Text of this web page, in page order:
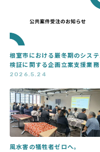
根室市における厳冬期のシステ
検証に関する企画立案支援業務
2026.5.24
風水害の犠牲者ゼロへ。